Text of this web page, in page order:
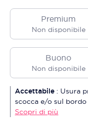
Premium
Non disponibile
Buono
Non disponibile
Accettabile : Usura
scocca e/o sul bordo
Scopri di più